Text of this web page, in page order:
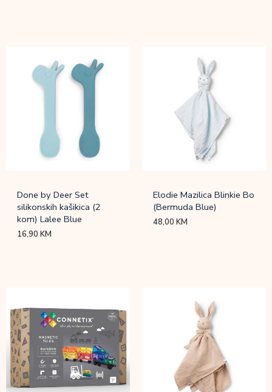
Done by Deer Set
silikonskih kašikica (2
kom) Lalee Blue
16,90KM
Elodie Mazilica Blinkie Bo
(Bermuda Blue)
48,00KM